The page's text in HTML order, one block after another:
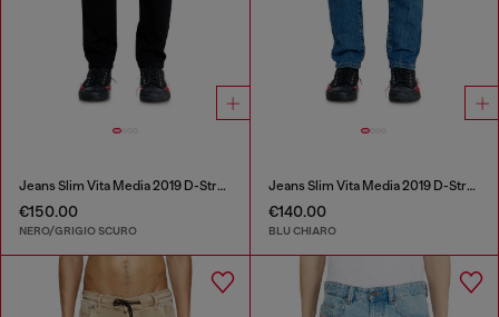
Jeans Slim Vita Media 2019 D-Strukt
€150.00
NERO/GRIGIO SCURO
Jeans Slim Vita Media 2019 D-Strukt
€140.00
BLU CHIARO